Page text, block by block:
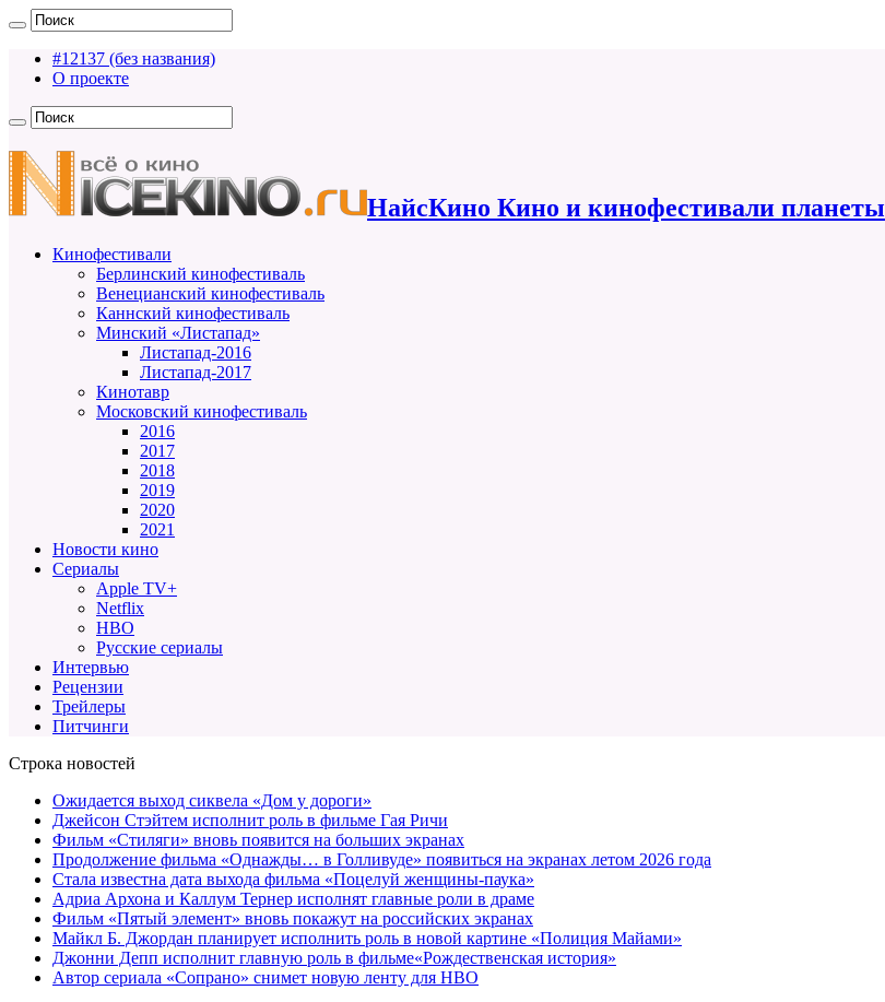
#12137 (без названия)
О проекте
НайсКино Кино и кинофестивали планеты
Кинофестивали
Берлинский кинофестиваль
Венецианский кинофестиваль
Каннский кинофестиваль
Минский «Листапад»
Листапад-2016
Листапад-2017
Кинотавр
Московский кинофестиваль
2016
2017
2018
2019
2020
2021
Новости кино
Сериалы
Apple TV+
Netflix
HBO
Русские сериалы
Интервью
Рецензии
Трейлеры
Питчинги
Строка новостей
Ожидается выход сиквела «Дом у дороги»
Джейсон Стэйтем исполнит роль в фильме Гая Ричи
Фильм «Стиляги» вновь появится на больших экранах
Продолжение фильма «Однажды… в Голливуде» появиться на экранах летом 2026 года
Стала известна дата выхода фильма «Поцелуй женщины-паука»
Адриа Архона и Каллум Тернер исполнят главные роли в драме
Фильм «Пятый элемент» вновь покажут на российских экранах
Майкл Б. Джордан планирует исполнить роль в новой картине «Полиция Майами»
Джонни Депп исполнит главную роль в фильме«Рождественская история»
Автор сериала «Сопрано» снимет новую ленту для HBO